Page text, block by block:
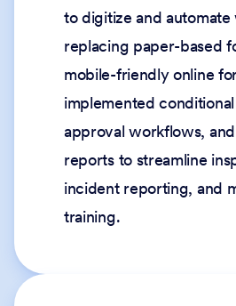
to digitize and
replacing paper-based
mobile-friendly online
implemented
approval workflows,
reports to streamline
incident reporting, and
training.